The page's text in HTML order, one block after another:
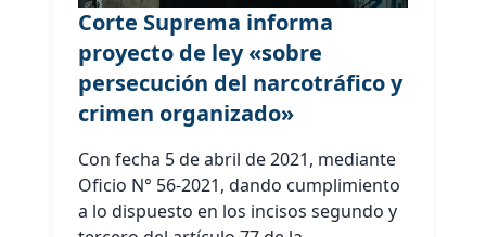
Corte Suprema informa
proyecto de ley «sobre
persecución del narcotráfico y
crimen organizado»
Con fecha 5 de abril de 2021, mediante
Oficio N° 56-2021, dando cumplimiento
a lo dispuesto en los incisos segundo y